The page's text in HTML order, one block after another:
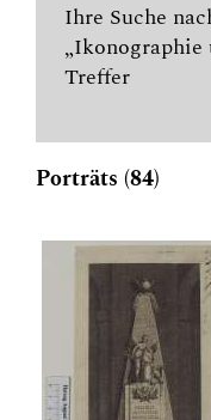
Ihre Suche
„Ikonographie
Treffer
Porträts (84)